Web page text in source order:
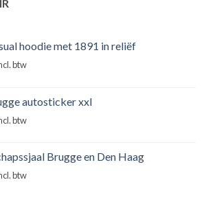
hoodie met 1891 in reliëf
btw
autosticker xxl
btw
Brugge en Den Haag
btw